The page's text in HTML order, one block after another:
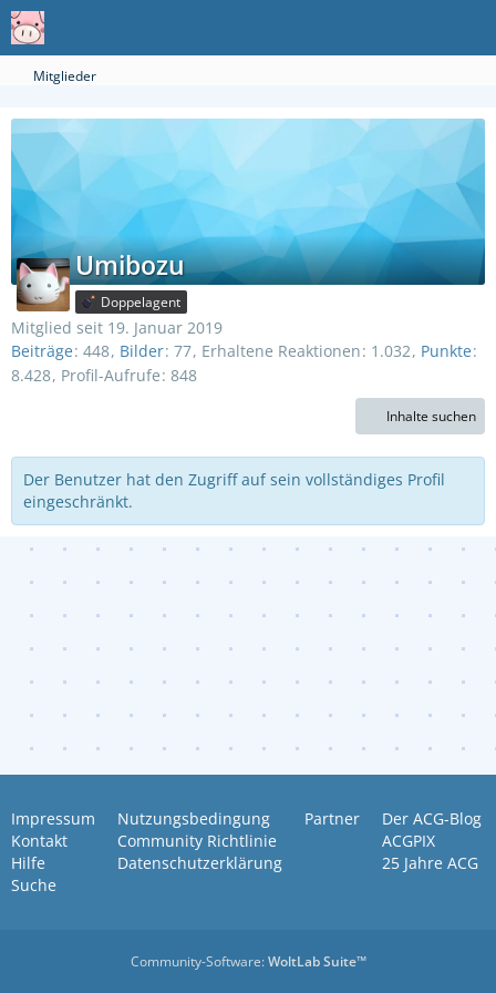
Mitglieder
Umibozu
Doppelagent
Mitglied seit 19. Januar 2019
Beiträge 448 Bilder 77 Erhaltene Reaktionen 1.032 Punkte
8.428 Profil-Aufrufe 848
Inhalte suchen
Der Benutzer hat den Zugriff auf sein vollständiges Profil
eingeschränkt.
Impressum
Kontakt
Hilfe
Suche
Nutzungsbedingung
Community Richtlinie
Datenschutzerklärung
Partner
Der ACG-Blog
ACGPIX
25 Jahre ACG
Community-Software:WoltLab Suite™